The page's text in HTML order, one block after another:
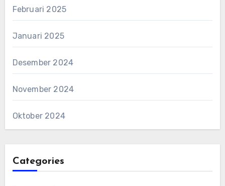
Februari 2025
Januari 2025
Desember 2024
November 2024
Oktober 2024
Categories